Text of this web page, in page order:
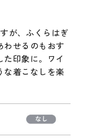
が、ふくらはぎ
わせるのもおす
印象に。ワイ
な着こなしを楽